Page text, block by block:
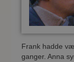
Frank hadde
ganger. Anna